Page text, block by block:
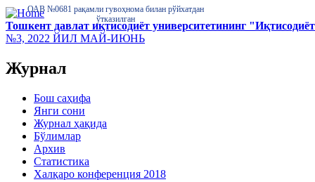
Тошкент давлат иқтисодиёт университетининг
№3, 2022 ЙИЛ МАЙ-ИЮНЬ
ОАВ №0681 рақамли гувоҳнома билан рўйхатдан
ўтказилган
Журнал
Бош саҳифа
Янги сони
Журнал ҳақида
Бўлимлар
Архив
Статистика
Халқаро конференция 2018